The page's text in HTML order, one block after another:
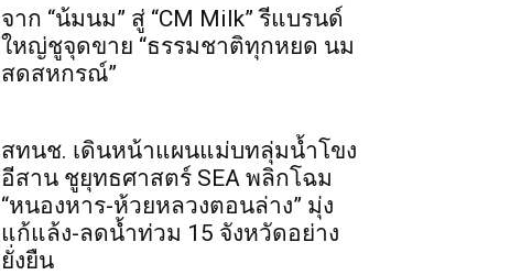
จาก “น้มนม” สู่ “CM Milk” รีแบรนด์
ใหญ่ชูจุดขาย “ธรรมชาติทุกหยด นม
สดสหกรณ์”
สทนช. เดินหน้าแผนแม่บทลุ่มน้ำโขง
อีสาน ชูยุทธศาสตร์ SEA พลิกโฉม
“หนองหาร-ห้วยหลวงตอนล่าง” มุ่ง
แก้แล้ง-ลดน้ำท่วม 15 จังหวัดอย่าง
ยั่งยืน